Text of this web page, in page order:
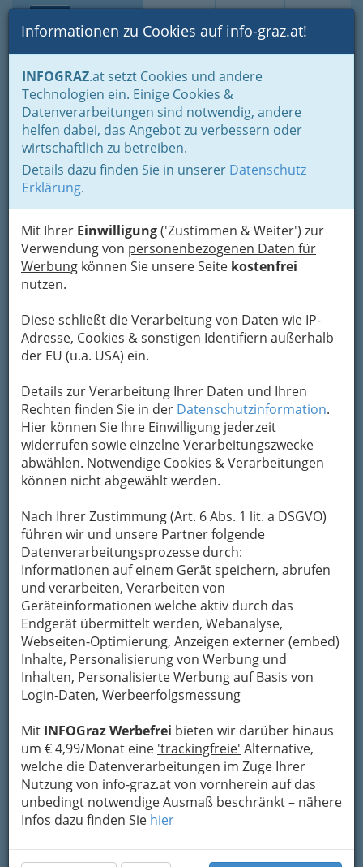
Suche Login Toggle
Informationen zu Cookies auf info-graz.at!
INFOGRAZ.at setzt Cookies und andere
Technologien ein. Einige Cookies &
Datenverarbeitungen sind notwendig, andere
helfen dabei, das Angebot zu verbessern oder
wirtschaftlich zu betreiben.
Details dazu finden Sie in unserer Datenschutz
Erklärung.
Mit Ihrer Einwilligung('Zustimmen & Weiter') zur
Verwendung von personenbezogenen Daten für
Werbung können Sie unsere Seite kostenfrei
nutzen.
Diese schließt die Verarbeitung von Daten wie IP-
Adresse, Cookies & sonstigen Identifiern außerhalb
der EU (u.a. USA) ein.
Details zur Verarbeitung Ihrer Daten und Ihren
Rechten finden Sie in der Datenschutzinformation.
Hier können Sie Ihre Einwilligung jederzeit
widerrufen sowie einzelne Verarbeitungszwecke
abwählen. Notwendige Cookies & Verarbeitungen
können nicht abgewählt werden.
Nach Ihrer Zustimmung (Art. 6 Abs. 1 lit. a DSGVO)
führen wir und unsere Partner folgende
Datenverarbeitungsprozesse durch:
Informationen auf einem Gerät speichern, abrufen
und verarbeiten, Verarbeiten von
Geräteinformationen welche aktiv durch das
Endgerät übermittelt werden, Webanalyse,
Webseiten-Optimierung, Anzeigen externer (embed)
Inhalte, Personalisierung von Werbung und
Inhalten, Personalisierte Werbung auf Basis von
Login-Daten, Werbeerfolgsmessung
Mit INFOGraz Werbefrei bieten wir darüber hinaus
um € 4,99/Monat eine 'trackingfreie' Alternative,
welche die Datenverarbeitungen im Zuge Ihrer
Nutzung von info-graz.at von vornherein auf das
unbedingt notwendige Ausmaß beschränkt – nähere
Infos dazu finden Sie hier
Home Branchen
Gewerbe, Handwerk, Banken
Gewerbe & Handwerk, Gliederung der WKO
Allg. FG des Gewerbes
Sonstige
Janos Csora
Maderspergergasse 45, 8020 Graz
Karte
Adresse mit Google Maps anschauen
So gliedert die WKO
in Graz und Umgebung
Büroserviceunternehmen -
Bürodienstleistungen
Umgebung - Esoterik